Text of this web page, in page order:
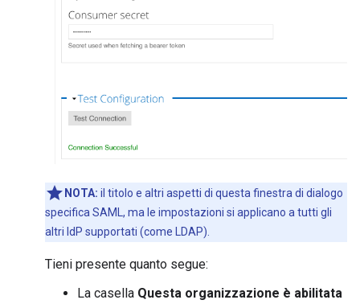
NOTA: il titolo e altri aspetti di questa finestra di dialogo
specifica SAML, ma le impostazioni si applicano a tutti gli
altri IdP supportati (come LDAP).
Tieni presente quanto segue:
La casella Questa organizzazione è abilitata